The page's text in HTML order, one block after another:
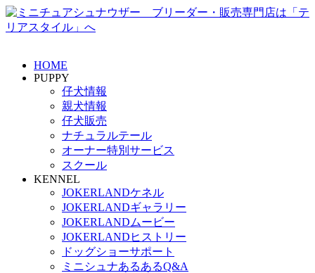
HOME
PUPPY
仔犬情報
親犬情報
仔犬販売
ナチュラルテール
オーナー特別サービス
スクール
KENNEL
JOKERLANDケネル
JOKERLANDギャラリー
JOKERLANDムービー
JOKERLANDヒストリー
ドッグショーサポート
ミニシュナあるあるQ&A